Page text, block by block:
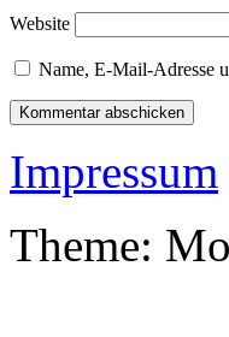
Website
Name, E-Mail-Adresse
Impressum
Theme: